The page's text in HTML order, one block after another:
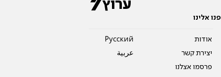
פנו אלינו
אודות
יצירת קשר
פרסמו אצלנו
Pусский
عربية